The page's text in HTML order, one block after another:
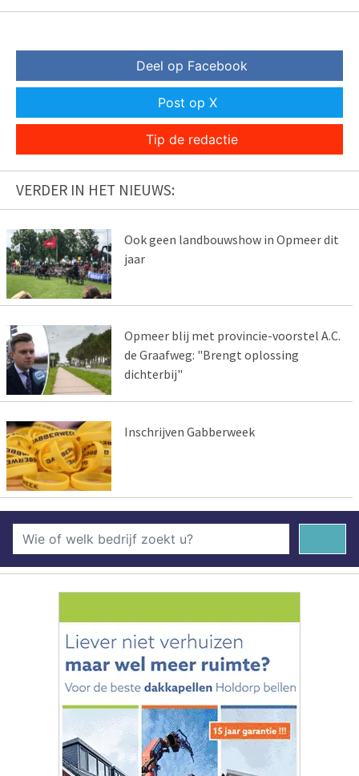
Deel op Facebook
Post op X
Tip de redactie
VERDER IN HET NIEUWS:
Ook geen landbouwshow in Opmeer dit
jaar
Opmeer blij met provincie-voorstel A.C.
de Graafweg: "Brengt oplossing
dichterbij"
Inschrijven Gabberweek